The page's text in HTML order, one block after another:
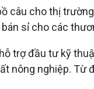
câu cho thị
sỉ cho các
trợ đầu tư kỹ
nông nghiệp. Từ